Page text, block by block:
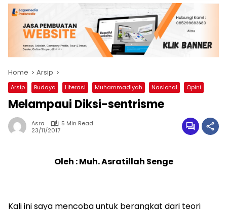
Home Arsip
Arsip Budaya Literasi Muhammadiyah Nasional Opini
Melampaui Diksi-sentrisme
Asra
5 Min Read
23/11/2017
Oleh : Muh. Asratillah Senge
Kali ini saya mencoba untuk berangkat dari teori